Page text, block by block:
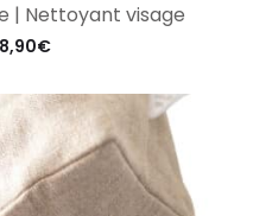
| Nettoyant visage
8,90€